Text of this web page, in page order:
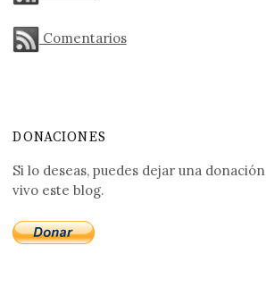
Comentarios
DONACIONES
Si lo deseas, puedes dejar una
vivo este blog.